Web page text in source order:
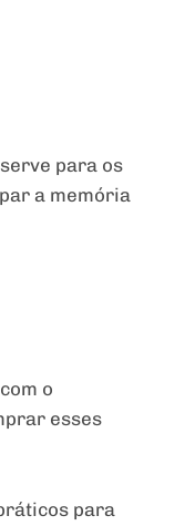
para os
a memória
o
esses
para